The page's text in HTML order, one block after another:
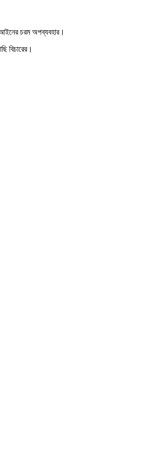
আইনের চরম অপব্যবহার।
বিচারের।